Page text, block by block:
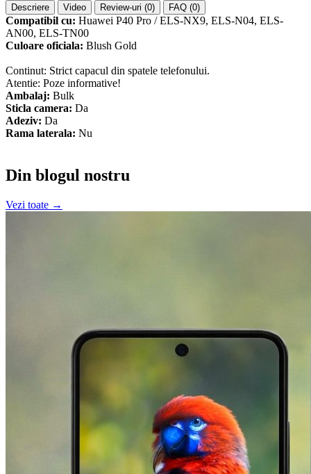
Descriere Video Review-uri (0) FAQ (0)
Compatibil cu: Huawei P40 Pro / ELS-NX9, ELS-N04, ELS-
AN00, ELS-TN00
Culoare oficiala: Blush Gold
Continut: Strict capacul din spatele telefonului.
Atentie: Poze informative!
Ambalaj: Bulk
Sticla camera: Da
Adeziv: Da
Rama laterala: Nu
Din blogul nostru
Vezi toate →